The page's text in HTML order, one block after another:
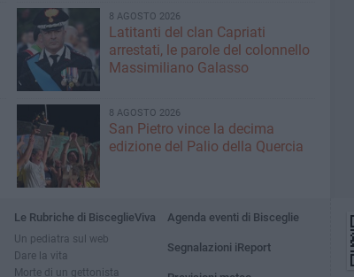
8 AGOSTO 2026
Latitanti del clan Capriati
arrestati, le parole del colonnello
Massimiliano Galasso
8 AGOSTO 2026
San Pietro vince la decima
edizione del Palio della Quercia
Le Rubriche di BisceglieViva
Un pediatra sul web
Dare la vita
Morte di un gettonista
Agenda eventi di Bisceglie
Segnalazioni iReport